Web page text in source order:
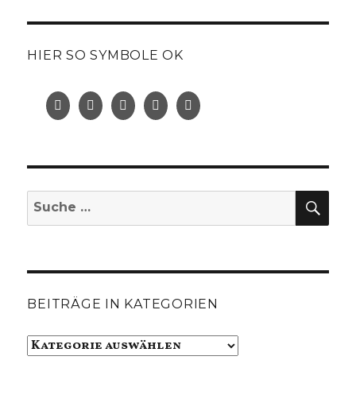
HIER SO SYMBOLE OK
Suche
nach:
BEITRÄGE IN KATEGORIEN
Beiträge